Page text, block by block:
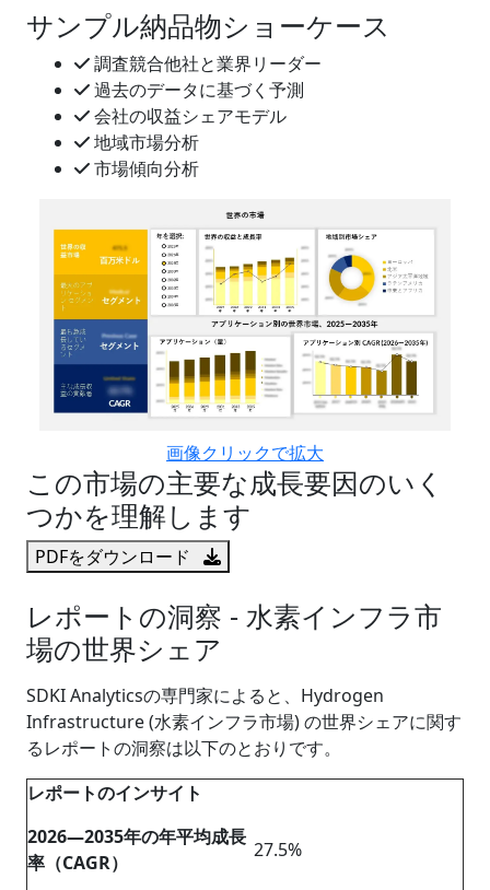
サンプル納品物ショーケース
調査競合他社と業界リーダー
過去のデータに基づく予測
会社の収益シェアモデル
地域市場分析
市場傾向分析
画像クリックで拡大
この市場の主要な成長要因のいく
つかを理解します
PDFをダウンロード
レポートの洞察 - 水素インフラ市
場の世界シェア
SDKI Analyticsの専門家によると、Hydrogen
Infrastructure (水素インフラ市場) の世界シェアに関す
るレポートの洞察は以下のとおりです。
レポートのインサイト
2026―2035年の年平均成長
率（CAGR）
27.5%